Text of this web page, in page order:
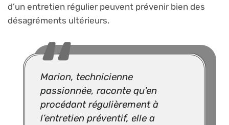
d’un entretien régulier peuvent prévenir bien des
désagréments ultérieurs.
Marion, technicienne
passionnée, raconte qu’en
procédant régulièrement à
l’entretien préventif, elle a